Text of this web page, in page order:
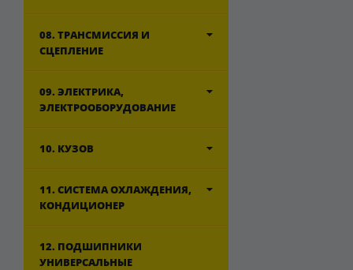
08. ТРАНСМИССИЯ И
СЦЕПЛЕНИЕ
09. ЭЛЕКТРИКА,
ЭЛЕКТРООБОРУДОВАНИЕ
10. КУЗОВ
11. СИСТЕМА ОХЛАЖДЕНИЯ,
КОНДИЦИОНЕР
12. ПОДШИПНИКИ
УНИВЕРСАЛЬНЫЕ